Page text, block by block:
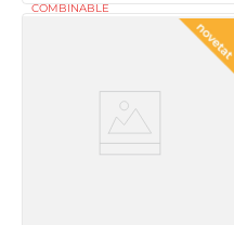
COMBINABLE